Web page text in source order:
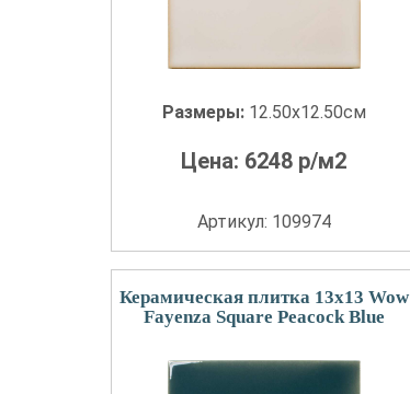
Размеры: 12.50x12.50см
Цена: 6248 р/м2
Артикул: 109974
Керамическая плитка 13x13 Wow
Fayenza Square Peacock Blue